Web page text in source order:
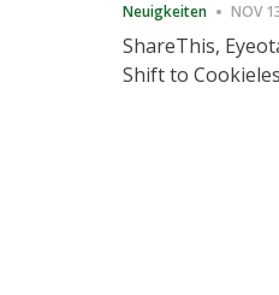
Neuigkeiten NOV
ShareThis,
Shift to